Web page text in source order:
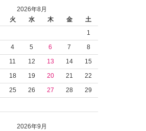
2026年8月
火 水 木 金
土
1
4 5 6 7
8
11 12 13 14
15
18 19 20 21
22
25 26 27 28
29
2026年9月